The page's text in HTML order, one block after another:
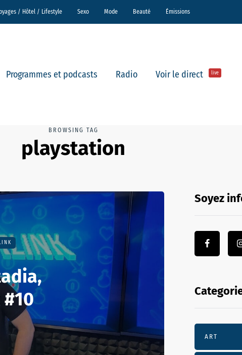
/ Hôtel / Lifestyle Sexo Mode Beauté Émissions
Programmes et podcasts Radio Voir le direct live
BROWSING TAG
playstation
Soyez
ART